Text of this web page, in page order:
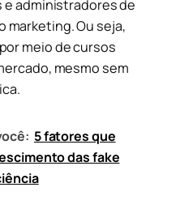
administradores de
marketing. Ou seja,
meio de cursos
mesmo sem
5 fatores que
das fake